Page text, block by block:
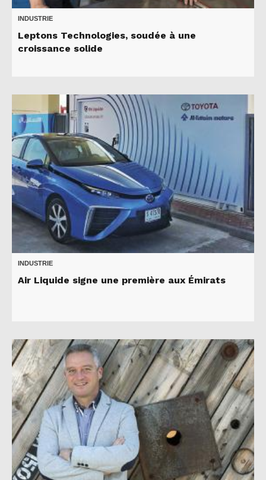
INDUSTRIE
Leptons Technologies, soudée à une
croissance solide
INDUSTRIE
Air Liquide signe une première aux Émirats